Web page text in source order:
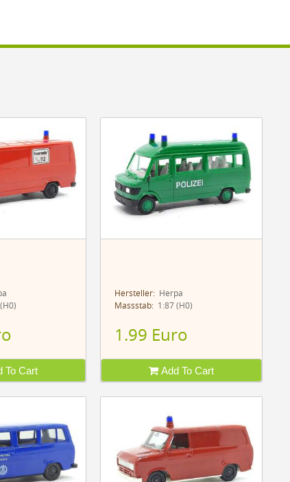
To Cart
Hersteller: Herpa
Massstab: 1:87 (H0)
1.99 Euro
Add To Cart